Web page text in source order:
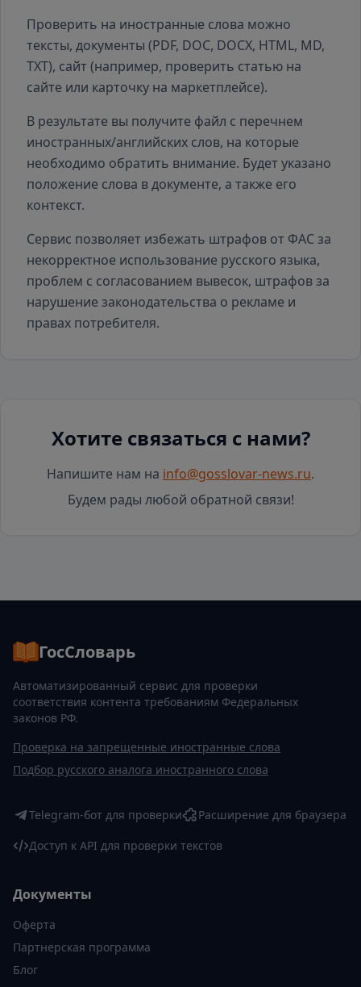
Проверить на иностранные слова можно
тексты, документы (PDF, DOC, DOCX, HTML, MD,
TXT), сайт (например, проверить статью на
сайте или карточку на маркетплейсе).
В результате вы получите файл с перечнем
иностранных/английских слов, на которые
необходимо обратить внимание. Будет указано
положение слова в документе, а также его
контекст.
Сервис позволяет избежать штрафов от ФАС за
некорректное использование русского языка,
проблем с согласованием вывесок, штрафов за
нарушение законодательства о рекламе и
правах потребителя.
Хотите связаться с нами?
Напишите нам на info@gosslovar-news.ru.
Будем рады любой обратной связи!
ГосСловарь
Автоматизированный сервис для проверки
соответствия контента требованиям Федеральных
законов РФ.
Проверка на запрещенные иностранные слова
Подбор русского аналога иностранного слова
Telegram-бот для проверки
Расширение для браузера
Доступ к API для проверки текстов
Документы
Оферта
Партнерская программа
Блог